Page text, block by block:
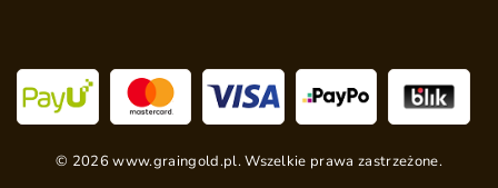
© 2026 www.graingold.pl. Wszelkie prawa zastrzeżone.